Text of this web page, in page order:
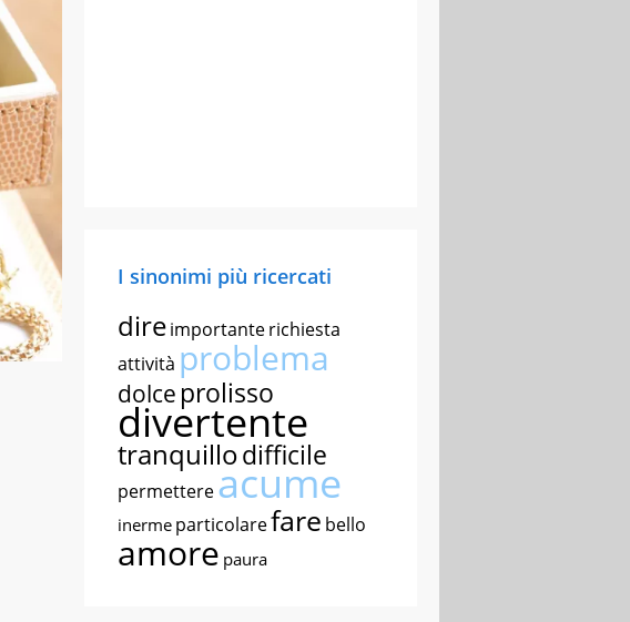
I sinonimi più ricercati
direimportanterichiesta
attività problema
dolce prolisso
divertente
tranquillodifficile
permettereacume
inerme particolarefare bello
amore paura